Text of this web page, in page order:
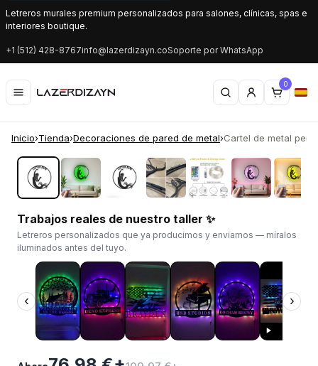
Letreros murales premium personalizados para salones, clínicas, spas e
interiores boutique.
+1 (512) 428-8767info@lazerdizayn.coSoporte por WhatsApp
0
Inicio›Tienda›Decoraciones de pared de metal›Cartel de metal
‹ ›
Trabajos reales de nuestro taller ✨
Letreros personalizados que ya producimos y enviamos — míralos
iluminados antes del tuyo.
‹ ›